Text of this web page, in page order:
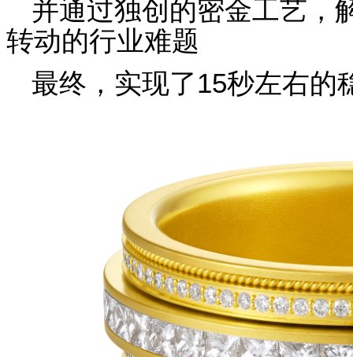
并通过独创的密金工艺，
转动的行业难题
最终，实现了15秒左右的